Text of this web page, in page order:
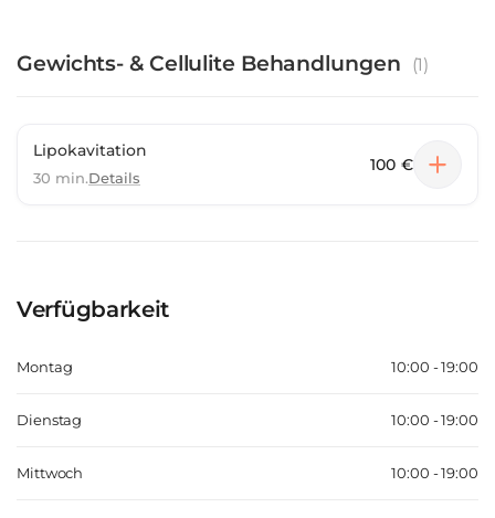
Gewichts- & Cellulite Behandlungen (1)
Lipokavitation
30 min.Details
100 €
Verfügbarkeit
Montag 10:00 - 19:00
Dienstag 10:00 - 19:00
Mittwoch 10:00 - 19:00